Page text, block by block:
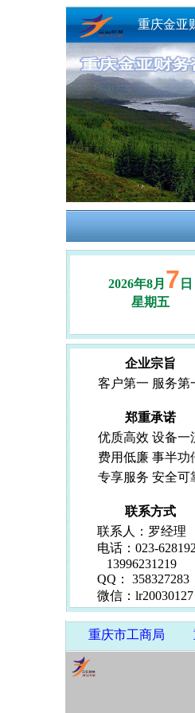
重庆金亚
2026年8月 7 日
星期五
企业宗旨
客户第一 服务第
郑重承诺
优质高效 设备一
费用低廉 事半功
专享服务 安全可
联系方式
联系人：罗经理
电话：023-
13996231219
QQ： 358327283
微信：lr20030127
重庆市工商局